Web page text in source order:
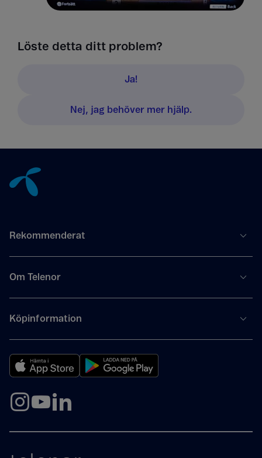
Löste detta ditt problem?
Ja!
Nej, jag behöver mer hjälp.
Rekommenderat
Om Telenor
Köpinformation